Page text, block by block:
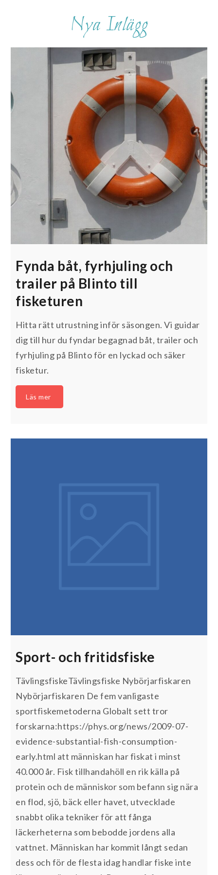
Nya Inlägg
Fynda båt, fyrhjuling och
trailer på Blinto till
fisketuren
Hitta rätt utrustning inför säsongen. Vi guidar
dig till hur du fyndar begagnad båt, trailer och
fyrhjuling på Blinto för en lyckad och säker
fisketur.
Sport- och fritidsfiske
TävlingsfiskeTävlingsfiske Nybörjarfiskaren
Nybörjarfiskaren De fem vanligaste
sportfiskemetoderna Globalt sett tror
forskarna:https://phys.org/news/2009-07-
evidence-substantial-fish-consumption-
early.html att människan har fiskat i minst
40.000 år. Fisk tillhandahöll en rik källa på
protein och de människor som befann sig nära
en flod, sjö, bäck eller havet, utvecklade
snabbt olika tekniker för att fånga
läckerheterna som bebodde jordens alla
vattnet. Människan har kommit långt sedan
dess och för de flesta idag handlar fiske inte